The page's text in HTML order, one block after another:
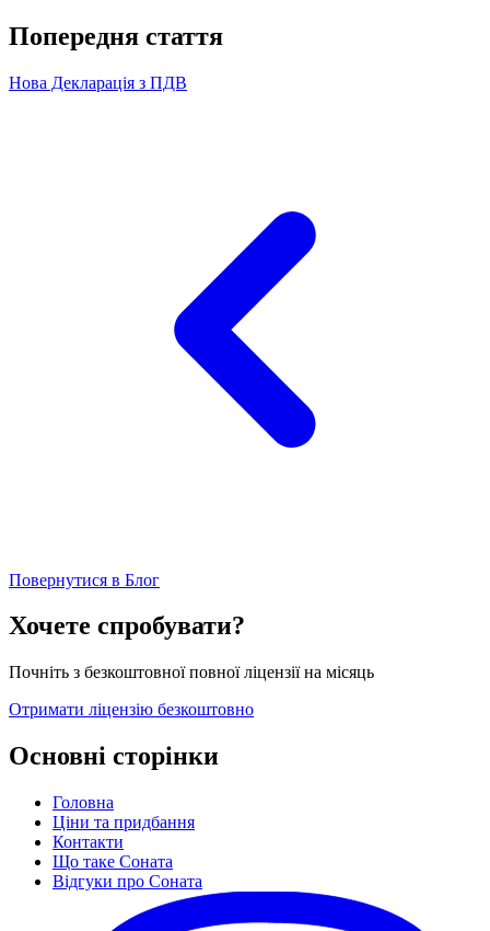
Попередня стаття
Нова Декларація з ПДВ
Повернутися в Блог
Хочете спробувати?
Почніть з безкоштовної повної ліцензії на місяць
Отримати ліцензію безкоштовно
Основні сторінки
Головна
Ціни та придбання
Контакти
Що таке Соната
Відгуки про Соната